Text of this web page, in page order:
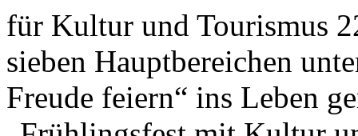
für Kultur und Tourismus
sieben Hauptbereichen
Freude feiern“ ins Leben